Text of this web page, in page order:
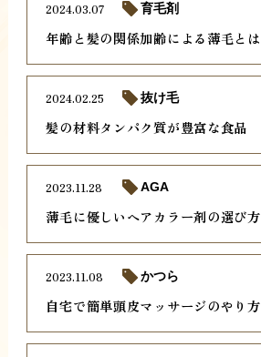
年齢と髪の関係加齢による薄毛とは
2024.03.07 育毛剤
髪の材料タンパク質が豊富な食品
2024.02.25 抜け毛
薄毛に優しいヘアカラー剤の選び方
2023.11.28 AGA
自宅で簡単頭皮マッサージのやり方
2023.11.08 かつら